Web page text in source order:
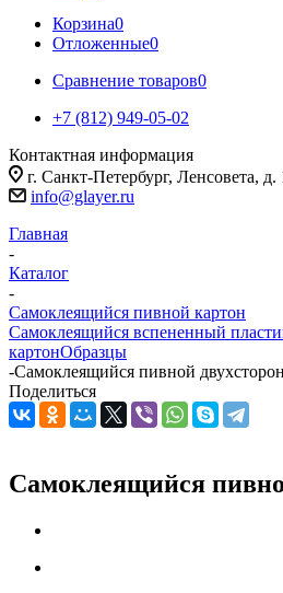
Корзина0
Отложенные0
Сравнение товаров0
+7 (812) 949-05-02
Контактная информация
г. Санкт-Петербург, Ленсовета, д.
info@glayer.ru
Главная
-
Каталог
-
Самоклеящийся пивной картон
Самоклеящийся вспененный
картонОбразцы
-Самоклеящийся пивной
Поделиться
Самоклеящийся